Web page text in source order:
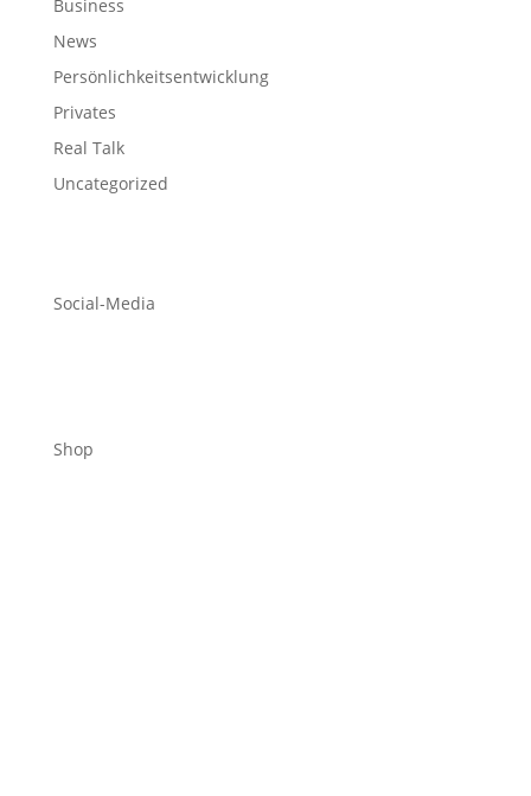
Business
News
Persönlichkeitsentwicklung
Privates
Real Talk
Uncategorized
Social-Media
Shop